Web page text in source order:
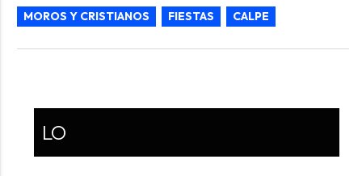
MOROS Y CRISTIANOS FIESTAS CALPE
LO